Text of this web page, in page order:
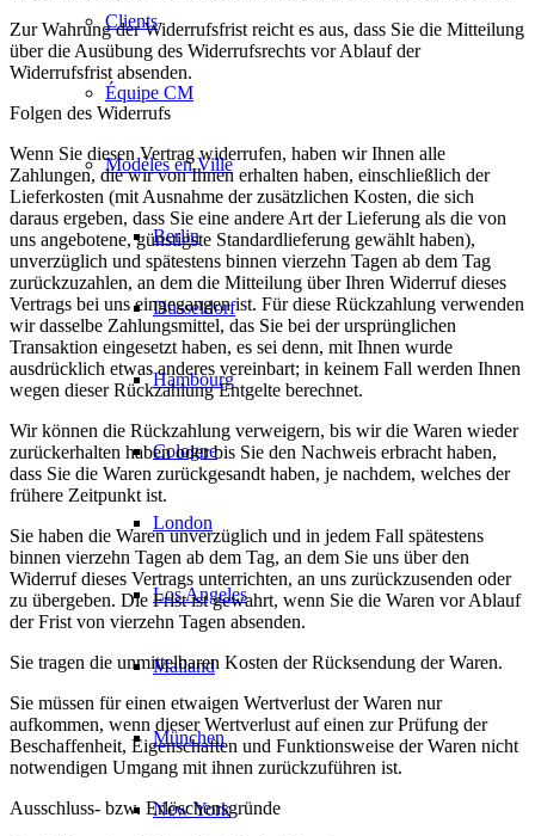
Clients
Équipe CM
Modèles en Ville
Berlin
Düsseldorf
Hambourg
Cologne
London
Los Angeles
Mailand
München
New York
Zur Wahrung der Widerrufsfrist reicht es aus, dass Sie die Mitteilung
über die Ausübung des Widerrufsrechts vor Ablauf der
Widerrufsfrist absenden.
Folgen des Widerrufs
Wenn Sie diesen Vertrag widerrufen, haben wir Ihnen alle
Zahlungen, die wir von Ihnen erhalten haben, einschließlich der
Lieferkosten (mit Ausnahme der zusätzlichen Kosten, die sich
daraus ergeben, dass Sie eine andere Art der Lieferung als die von
uns angebotene, günstigste Standardlieferung gewählt haben),
unverzüglich und spätestens binnen vierzehn Tagen ab dem Tag
zurückzuzahlen, an dem die Mitteilung über Ihren Widerruf dieses
Vertrags bei uns eingegangen ist. Für diese Rückzahlung verwenden
wir dasselbe Zahlungsmittel, das Sie bei der ursprünglichen
Transaktion eingesetzt haben, es sei denn, mit Ihnen wurde
ausdrücklich etwas anderes vereinbart; in keinem Fall werden Ihnen
wegen dieser Rückzahlung Entgelte berechnet.
Wir können die Rückzahlung verweigern, bis wir die Waren wieder
zurückerhalten haben oder bis Sie den Nachweis erbracht haben,
dass Sie die Waren zurückgesandt haben, je nachdem, welches der
frühere Zeitpunkt ist.
Sie haben die Waren unverzüglich und in jedem Fall spätestens
binnen vierzehn Tagen ab dem Tag, an dem Sie uns über den
Widerruf dieses Vertrags unterrichten, an uns zurückzusenden oder
zu übergeben. Die Frist ist gewahrt, wenn Sie die Waren vor Ablauf
der Frist von vierzehn Tagen absenden.
Sie tragen die unmittelbaren Kosten der Rücksendung der Waren.
Sie müssen für einen etwaigen Wertverlust der Waren nur
aufkommen, wenn dieser Wertverlust auf einen zur Prüfung der
Beschaffenheit, Eigenschaften und Funktionsweise der Waren nicht
notwendigen Umgang mit ihnen zurückzuführen ist.
Ausschluss- bzw. Erlöschensgründe